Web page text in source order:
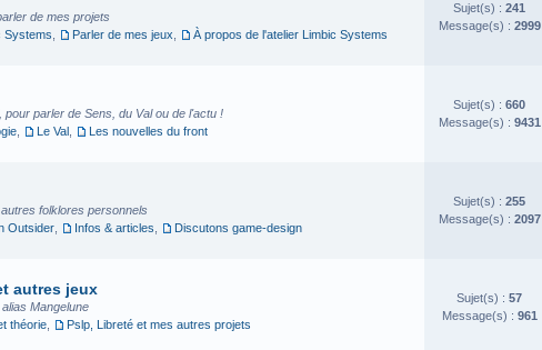
de mes projets
Systems Parler de mes jeux À propos de l'atelier Limbic Systems
Sujet(s) : 241
Message(s) : 2999
parler de Sens, du Val ou de l'actu !
Le Val Les nouvelles du front
Sujet(s) : 660
Message(s) : 9431
folklores personnels
Outsider Infos & articles Discutons game-design
Sujet(s) : 255
Message(s) : 2097
autres jeux
Mangelune
théorie Pslp, Libreté et mes autres projets
Sujet(s) : 57
Message(s) : 961